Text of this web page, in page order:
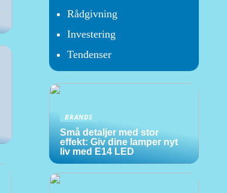
Rådgivning
Investering
Tendenser
BRANDS
Små detaljer med stor
effekt: Giv dine lamper nyt
liv med E14 LED